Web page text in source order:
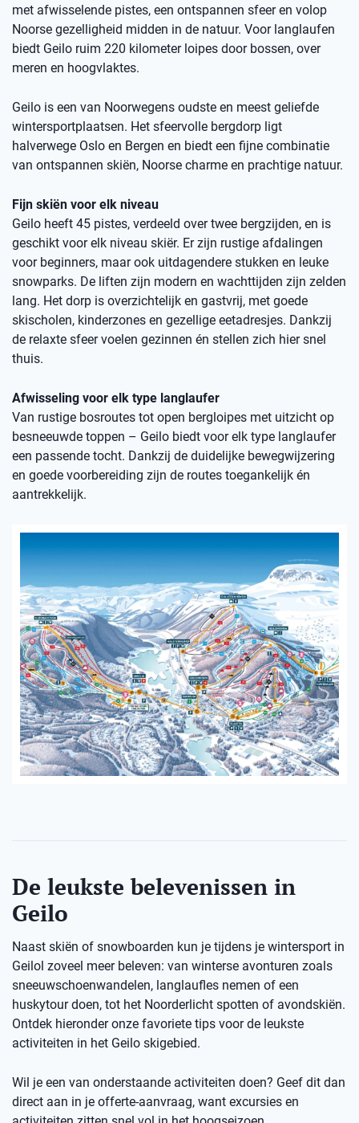
met afwisselende pistes, een ontspannen sfeer en volop
Noorse gezelligheid midden in de natuur. Voor langlaufen
biedt Geilo ruim 220 kilometer loipes door bossen, over
meren en hoogvlaktes.
Geilo is een van Noorwegens oudste en meest geliefde
wintersportplaatsen. Het sfeervolle bergdorp ligt
halverwege Oslo en Bergen en biedt een fijne combinatie
van ontspannen skiën, Noorse charme en prachtige natuur.
Fijn skiën voor elk niveau
Geilo heeft 45 pistes, verdeeld over twee bergzijden, en is
geschikt voor elk niveau skiër. Er zijn rustige afdalingen
voor beginners, maar ook uitdagendere stukken en leuke
snowparks. De liften zijn modern en wachttijden zijn zelden
lang. Het dorp is overzichtelijk en gastvrij, met goede
skischolen, kinderzones en gezellige eetadresjes. Dankzij
de relaxte sfeer voelen gezinnen én stellen zich hier snel
thuis.
Afwisseling voor elk type langlaufer
Van rustige bosroutes tot open bergloipes met uitzicht op
besneeuwde toppen – Geilo biedt voor elk type langlaufer
een passende tocht. Dankzij de duidelijke bewegwijzering
en goede voorbereiding zijn de routes toegankelijk én
aantrekkelijk.
De leukste belevenissen in
Geilo
Naast skiën of snowboarden kun je tijdens je wintersport in
Geilol zoveel meer beleven: van winterse avonturen zoals
sneeuwschoenwandelen, langlaufles nemen of een
huskytour doen, tot het Noorderlicht spotten of avondskiën.
Ontdek hieronder onze favoriete tips voor de leukste
activiteiten in het Geilo skigebied.
Wil je een van onderstaande activiteiten doen? Geef dit dan
direct aan in je offerte-aanvraag, want excursies en